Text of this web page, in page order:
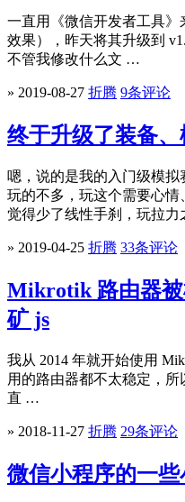
一直用《微信开发者工具
效果），昨天将其升级到
不管我修改什么文 …
» 2019-08-27 折腾 9条评论
终于升级了装备
嗯，说的是我的入门级模
玩的不多，玩这个需要心
觉得少了线性手刹，玩拉
» 2019-04-25 折腾 33条评论
Mikrotik 路由器被
矿 js
我从 2014 年就开始使用
用的路由器都不太稳定，
直 …
» 2018-11-27 折腾 29条评论
微信小程序的一